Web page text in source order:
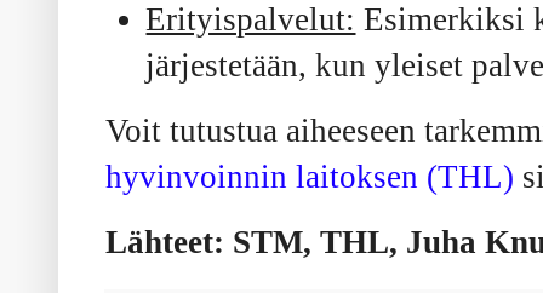
Erityispalvelut: Esimerkiksi
järjestetään, kun yleiset
Voit tutustua aiheeseen
hyvinvoinnin laitoksen (THL)
Lähteet: STM, THL, Juha